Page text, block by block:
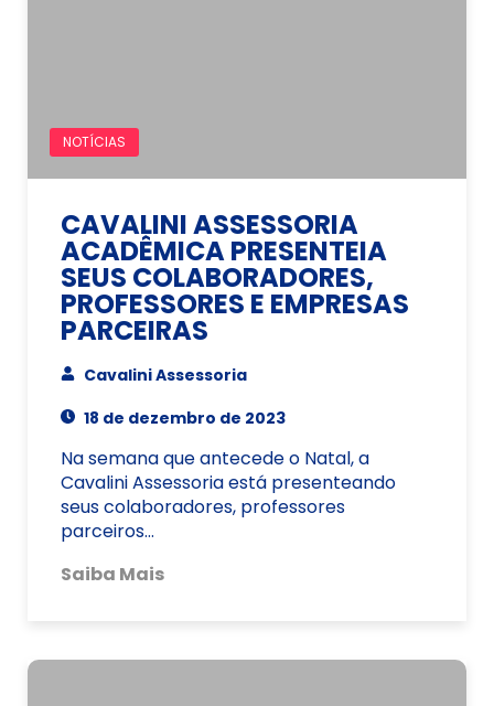
NOTÍCIAS
CAVALINI ASSESSORIA
ACADÊMICA PRESENTEIA
SEUS COLABORADORES,
PROFESSORES E EMPRESAS
PARCEIRAS
Cavalini Assessoria
18 de dezembro de 2023
Na semana que antecede o Natal, a
Cavalini Assessoria está presenteando
seus colaboradores, professores
parceiros…
Saiba Mais